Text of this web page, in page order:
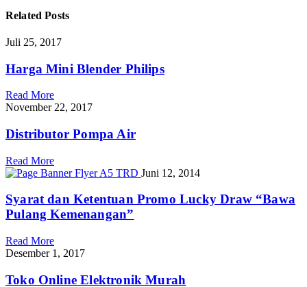
RelatedPosts
Juli 25, 2017
Harga Mini Blender Philips
Read More
November 22, 2017
Distributor Pompa Air
Read More
Juni 12, 2014
Syarat dan Ketentuan Promo Lucky Draw “Bawa
Pulang Kemenangan”
Read More
Desember 1, 2017
Toko Online Elektronik Murah